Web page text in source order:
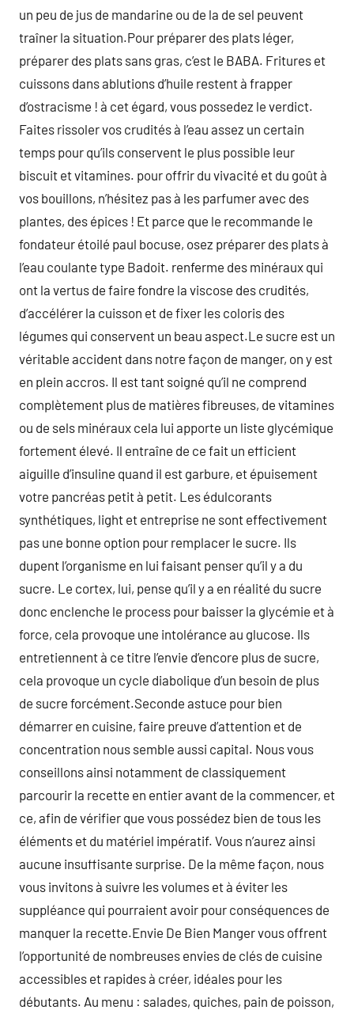
un peu de jus de mandarine ou de la de sel peuvent
traîner la situation.Pour préparer des plats léger,
préparer des plats sans gras, c’est le BABA. Fritures et
cuissons dans ablutions d’huile restent à frapper
d’ostracisme ! à cet égard, vous possedez le verdict.
Faites rissoler vos crudités à l’eau assez un certain
temps pour qu’ils conservent le plus possible leur
biscuit et vitamines. pour offrir du vivacité et du goût à
vos bouillons, n’hésitez pas à les parfumer avec des
plantes, des épices ! Et parce que le recommande le
fondateur étoilé paul bocuse, osez préparer des plats à
l’eau coulante type Badoit. renferme des minéraux qui
ont la vertus de faire fondre la viscose des crudités,
d’accélérer la cuisson et de fixer les coloris des
légumes qui conservent un beau aspect.Le sucre est un
véritable accident dans notre façon de manger, on y est
en plein accros. Il est tant soigné qu’il ne comprend
complètement plus de matières fibreuses, de vitamines
ou de sels minéraux cela lui apporte un liste glycémique
fortement élevé. Il entraîne de ce fait un efficient
aiguille d’insuline quand il est garbure, et épuisement
votre pancréas petit à petit. Les édulcorants
synthétiques, light et entreprise ne sont effectivement
pas une bonne option pour remplacer le sucre. Ils
dupent l’organisme en lui faisant penser qu’il y a du
sucre. Le cortex, lui, pense qu’il y a en réalité du sucre
donc enclenche le process pour baisser la glycémie et à
force, cela provoque une intolérance au glucose. Ils
entretiennent à ce titre l’envie d’encore plus de sucre,
cela provoque un cycle diabolique d’un besoin de plus
de sucre forcément.Seconde astuce pour bien
démarrer en cuisine, faire preuve d’attention et de
concentration nous semble aussi capital. Nous vous
conseillons ainsi notamment de classiquement
parcourir la recette en entier avant de la commencer, et
ce, afin de vérifier que vous possédez bien de tous les
éléments et du matériel impératif. Vous n’aurez ainsi
aucune insuffisante surprise. De la même façon, nous
vous invitons à suivre les volumes et à éviter les
suppléance qui pourraient avoir pour conséquences de
manquer la recette.Envie De Bien Manger vous offrent
l’opportunité de nombreuses envies de clés de cuisine
accessibles et rapides à créer, idéales pour les
débutants. Au menu : salades, quiches, pain de poisson,